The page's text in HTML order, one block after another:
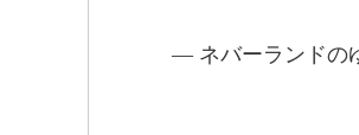
— ネバーランドの